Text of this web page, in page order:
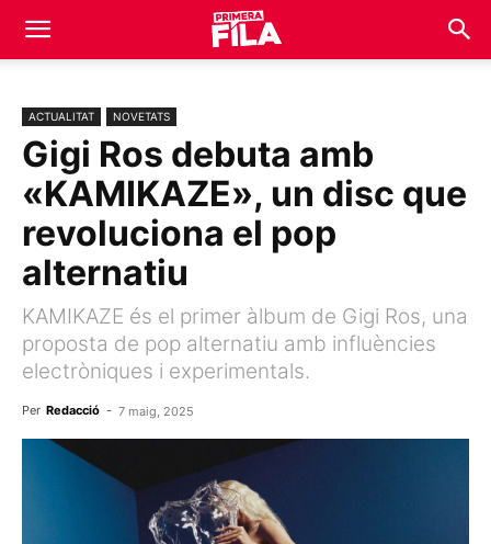
ACTUALITAT NOVETATS
Gigi Ros debuta amb
«KAMIKAZE», un disc que
revoluciona el pop
alternatiu
KAMIKAZE és el primer àlbum de Gigi Ros, una
proposta de pop alternatiu amb influències
electròniques i experimentals.
Per Redacció - 7 maig, 2025